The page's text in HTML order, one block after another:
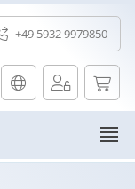
+49 5932 9979850